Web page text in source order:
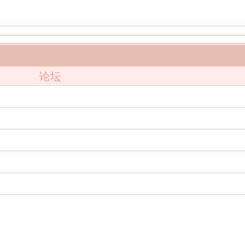
论坛